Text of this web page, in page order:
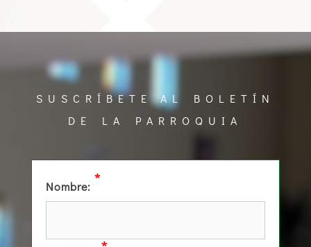
SUSCRÍBETE AL BOLETÍN
DE LA PARROQUIA
Nombre:
*